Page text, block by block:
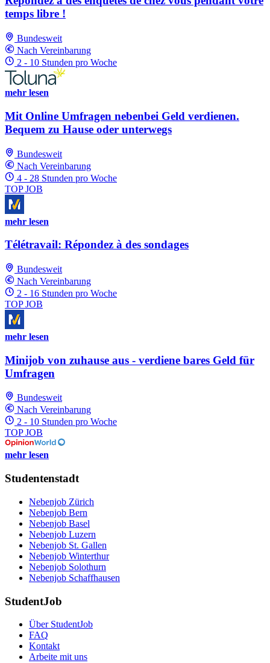
temps libre !
Bundesweit
Nach Vereinbarung
2 - 10 Stunden pro Woche
mehr lesen
Mit Online Umfragen nebenbei Geld verdienen.
Bequem zu Hause oder unterwegs
Bundesweit
Nach Vereinbarung
4 - 28 Stunden pro Woche
TOP JOB
mehr lesen
Télétravail: Répondez à des sondages
Bundesweit
Nach Vereinbarung
2 - 16 Stunden pro Woche
TOP JOB
mehr lesen
Minijob von zuhause aus - verdiene bares Geld für
Umfragen
Bundesweit
Nach Vereinbarung
2 - 10 Stunden pro Woche
TOP JOB
mehr lesen
Studentenstadt
Nebenjob Zürich
Nebenjob Bern
Nebenjob Basel
Nebenjob Luzern
Nebenjob St. Gallen
Nebenjob Winterthur
Nebenjob Solothurn
Nebenjob Schaffhausen
StudentJob
Über StudentJob
FAQ
Kontakt
Arbeite mit uns